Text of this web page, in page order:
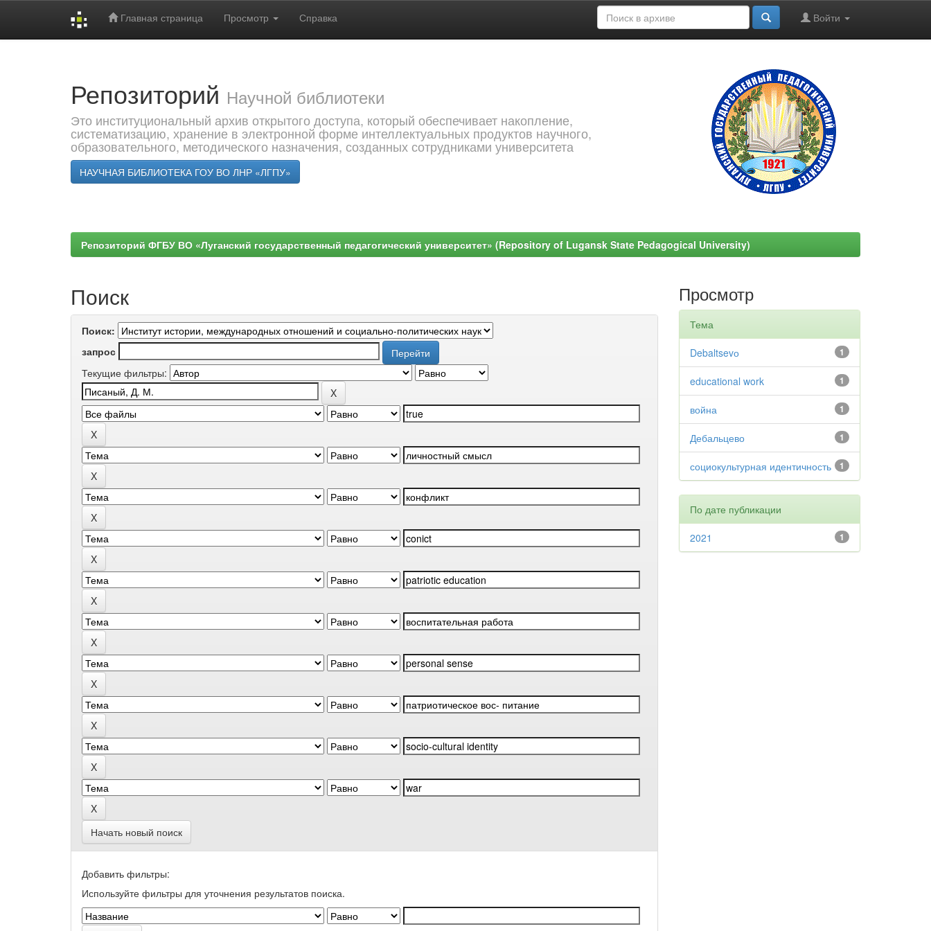
Главная страница Просмотр Справка Войти
Репозиторий Научной библиотеки
Это институциональный архив открытого доступа, который обеспечивает накопление,
систематизацию, хранение в электронной форме интеллектуальных продуктов научного,
образовательного, методического назначения, созданных сотрудниками университета
НАУЧНАЯ БИБЛИОТЕКА ГОУ ВО ЛНР «ЛГПУ»
Репозиторий ФГБУ ВО «Луганский государственный педагогический университет» (Repository of Lugansk State Pedagogical University)
Поиск
Поиск:
запрос
Текущие фильтры:
Начать новый поиск
Добавить фильтры:
Используйте фильтры для уточнения результатов поиска.
Просмотр
Тема
1
Debaltsevо
1
educational work
1
война
1
Дебальцево
1
социокультурная идентичность
По дате публикации
1
2021